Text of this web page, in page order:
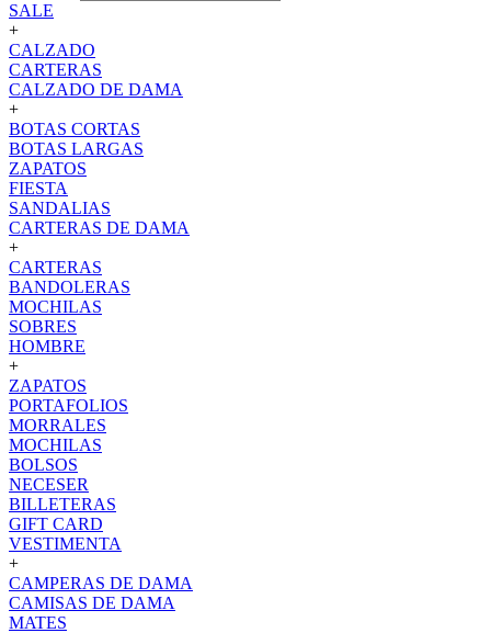
SALE
+
CALZADO
CARTERAS
CALZADO DE DAMA
+
BOTAS CORTAS
BOTAS LARGAS
ZAPATOS
FIESTA
SANDALIAS
CARTERAS DE DAMA
+
CARTERAS
BANDOLERAS
MOCHILAS
SOBRES
HOMBRE
+
ZAPATOS
PORTAFOLIOS
MORRALES
MOCHILAS
BOLSOS
NECESER
BILLETERAS
GIFT CARD
VESTIMENTA
+
CAMPERAS DE DAMA
CAMISAS DE DAMA
MATES